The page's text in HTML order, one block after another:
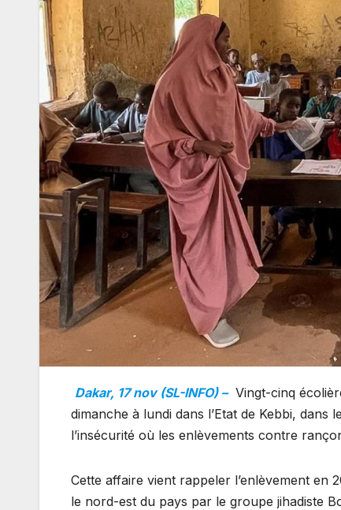
Dakar, 17 nov (SL-INFO) – Vingt-cinq
dimanche à lundi dans l’Etat de Kebbi,
l’insécurité où les enlèvements contre
Cette affaire vient rappeler l’enlèvement en
le nord-est du pays par le groupe jihadiste